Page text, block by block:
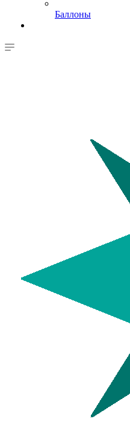
Баллоны